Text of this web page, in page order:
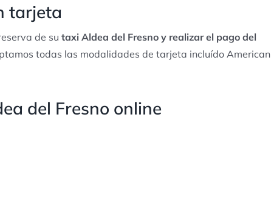
tarjeta
de su taxi Aldea del Fresno y realizar el pago del
todas las modalidades de tarjeta incluído American
del Fresno online